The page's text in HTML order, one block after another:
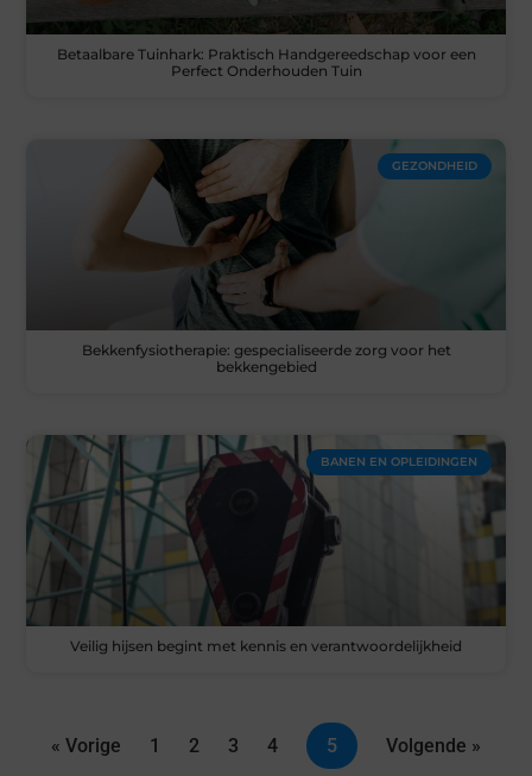
Betaalbare Tuinhark: Praktisch Handgereedschap voor een
Perfect Onderhouden Tuin
GEZONDHEID
Bekkenfysiotherapie: gespecialiseerde zorg voor het
bekkengebied
BANEN EN OPLEIDINGEN
Veilig hijsen begint met kennis en verantwoordelijkheid
« Vorige 1 2 3 4 5 Volgende »